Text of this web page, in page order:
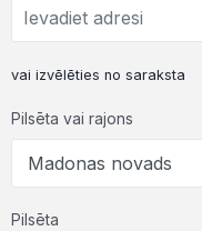
vai izvēlēties no saraksta
Pilsēta vai rajons
Pilsēta